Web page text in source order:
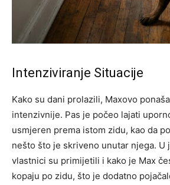
Intenziviranje Situacije
Kako su dani prolazili, Maxovo
intenzivnije. Pas je počeo lajati
usmjeren prema istom zidu, kao da
nešto što je skriveno unutar njega. U
vlastnici su primijetili i kako je Max
kopaju po zidu, što je dodatno